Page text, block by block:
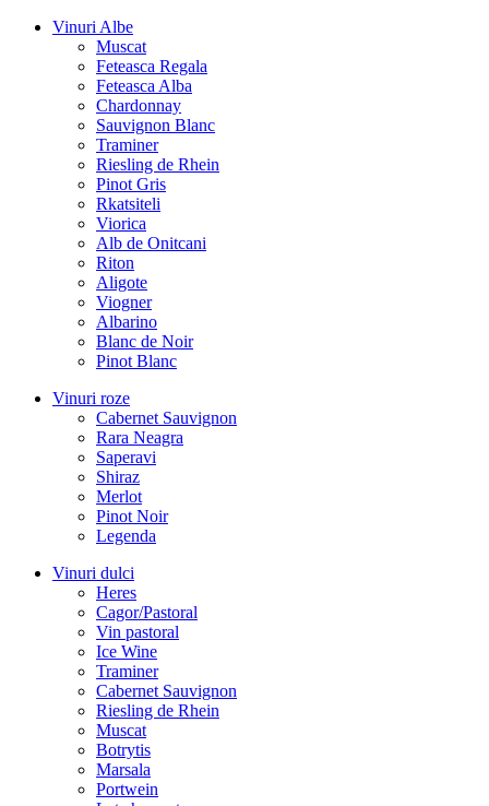
Vinuri Albe
Muscat
Feteasca Regala
Feteasca Alba
Chardonnay
Sauvignon Blanc
Traminer
Riesling de Rhein
Pinot Gris
Rkatsiteli
Viorica
Alb de Onitcani
Riton
Aligote
Viogner
Albarino
Blanc de Noir
Pinot Blanc
Vinuri roze
Cabernet Sauvignon
Rara Neagra
Saperavi
Shiraz
Merlot
Pinot Noir
Legenda
Vinuri dulci
Heres
Cagor/Pastoral
Vin pastoral
Ice Wine
Traminer
Cabernet Sauvignon
Riesling de Rhein
Muscat
Botrytis
Marsala
Portwein